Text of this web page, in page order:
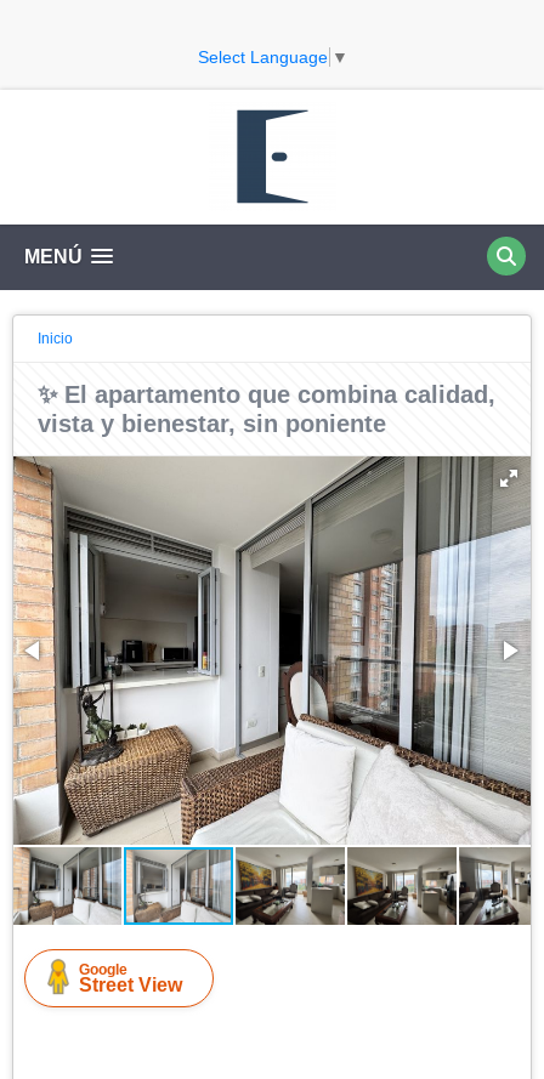
Select Language ▼
MENÚ
Inicio
✨ El apartamento que combina calidad,
vista y bienestar, sin poniente
Google
Street View